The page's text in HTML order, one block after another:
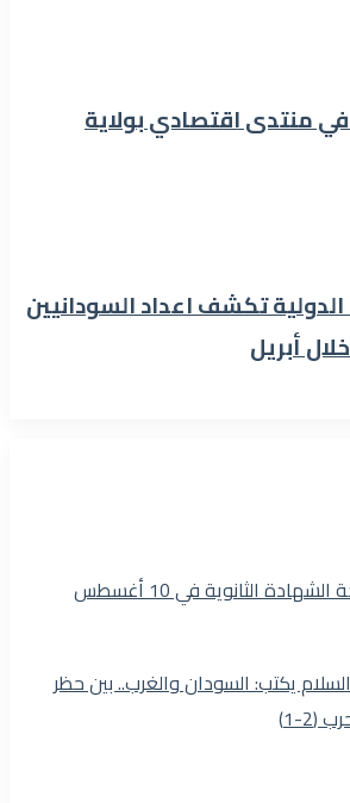
منتدى اقتصادي بولاية
تكشف اعداد السودانيين
أبريل
الثانوية في 10 أغسطس
يكتب: السودان والغرب.. بين حظر
(2-1)